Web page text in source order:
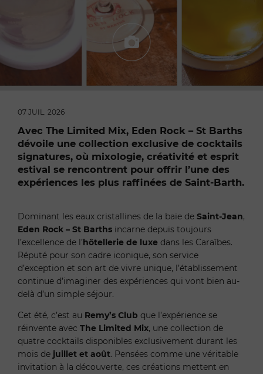
07 JUIL. 2026
Avec The Limited Mix, Eden Rock – St Barths
dévoile une collection exclusive de cocktails
signatures, où mixologie, créativité et esprit
estival se rencontrent pour offrir l’une des
expériences les plus raffinées de Saint-Barth.
Dominant les eaux cristallines de la baie de Saint-Jean,
Eden Rock – St Barths incarne depuis toujours
l’excellence de l’hôtellerie de luxe dans les Caraïbes.
Réputé pour son cadre iconique, son service
d’exception et son art de vivre unique, l’établissement
continue d’imaginer des expériences qui vont bien au-
delà d’un simple séjour.
Cet été, c’est au Remy’s Club que l’expérience se
réinvente avec The Limited Mix, une collection de
quatre cocktails disponibles exclusivement durant les
mois de juillet et août. Pensées comme une véritable
invitation à la découverte, ces créations mettent en